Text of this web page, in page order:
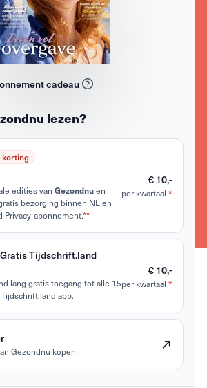
cadeau
lezen?
edities van Gezondnuen
bezorging binnen NL en
Privacy-abonnement.**
€ 10,-
per kwartaal *
Tijdschrift.land
lang gratis toegang tot alle 15
app.
€ 10,-
per kwartaal *
Gezondnu kopen